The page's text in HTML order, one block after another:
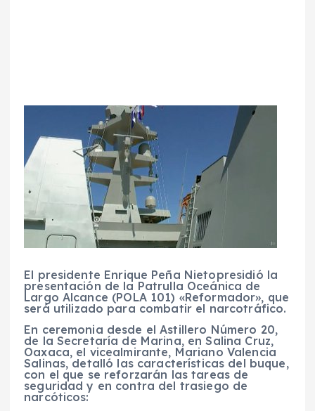
El presidente Enrique Peña Nietopresidió la
presentación de la Patrulla Oceánica de
Largo Alcance (POLA 101) «Reformador», que
será utilizado para combatir el narcotráfico.
En ceremonia desde el Astillero Número 20,
de la Secretaría de Marina, en Salina Cruz,
Oaxaca, el vicealmirante, Mariano Valencia
Salinas, detalló las características del buque,
con el que se reforzarán las tareas de
seguridad y en contra del trasiego de
narcóticos: